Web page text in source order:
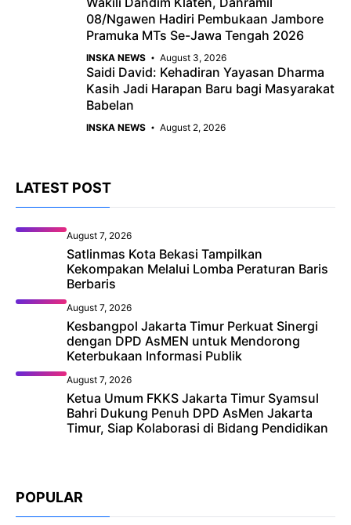
08/Ngawen Hadiri Pembukaan Jambore
Pramuka MTs Se-Jawa Tengah 2026
INSKA NEWS August 3, 2026
Saidi David: Kehadiran Yayasan Dharma
Kasih Jadi Harapan Baru bagi Masyarakat
Babelan
INSKA NEWS August 2, 2026
LATEST POST
August 7, 2026
Satlinmas Kota Bekasi Tampilkan
Kekompakan Melalui Lomba Peraturan Baris
Berbaris
August 7, 2026
Kesbangpol Jakarta Timur Perkuat Sinergi
dengan DPD AsMEN untuk Mendorong
Keterbukaan Informasi Publik
August 7, 2026
Ketua Umum FKKS Jakarta Timur Syamsul
Bahri Dukung Penuh DPD AsMen Jakarta
Timur, Siap Kolaborasi di Bidang Pendidikan
POPULAR